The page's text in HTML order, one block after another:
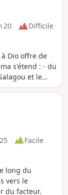
20
Difficile
Dio offre de
s'étend : - du
et le
- sur les Monts
du Plateau
au
Naturel
des ruffes
Facile
long du
vers le
du facteur.